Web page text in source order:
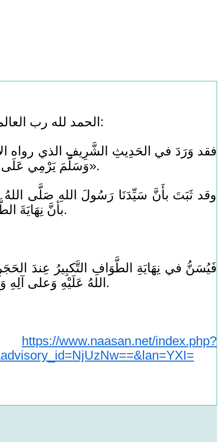
الحمد لله رب العالمين، وأفضل الصلاة وأتم التسليم على سيدنا محمد، وعلى آله وصحبه أجمعين، أما بعد:
فقد وَرَدَ في الحَدِيثِ الشَّرِيفِ الذي رواه
وَسَلَّمَ يَرْمِي عَلَى رَاحِلَتِهِ يَوْمَ النَّحْرِ وَيَقُولُ: «لِتَأْخُذُوا مَنَاسِكَكُمْ، فَإِنِّي لَا أَدْرِي لَعَلِّي لَا أَحُجُّ بَعْدَ حَجَّتِي هَذِهِ».
وقد ثَبَتَ بأَنَّ سَيِّدَنَا رَسُولَ اللهِ صَلَّى
بأنَّ نِهَايَةَ الطَّوَافِ تَكُونُ عِندَ نِهَايَةِ الحَجَرِ الأَسوَدِ، كَمَا كَانَتِ البِدَايَةُ مِنهُ، لِذَا يُسَنُّ التَّكبِيرُ عِندَ مُحَاذَاتِهِ.
فَيُسَنُّ في نِهَايَةِ الطَّوَافِ التَّكبِيرُ عِندَ
اللهُ عَلَيْهِ وَعلى آلِهِ وَصَحْبِهِ وَسَلَّمَ، مَعَ استِلامِ الحَجَرِ وتَقبِيلِهِ إن تَمَكَّنَ بِدُونِ إيذَاءِ أَحَدٍ. هذا، والله تعالى أعلم.
https://www.naasan.net/index.php?